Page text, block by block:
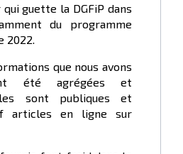
guette la DGFiP dans
du programme
2022.
que nous avons
été agrégées et
sont publiques et
articles en ligne sur